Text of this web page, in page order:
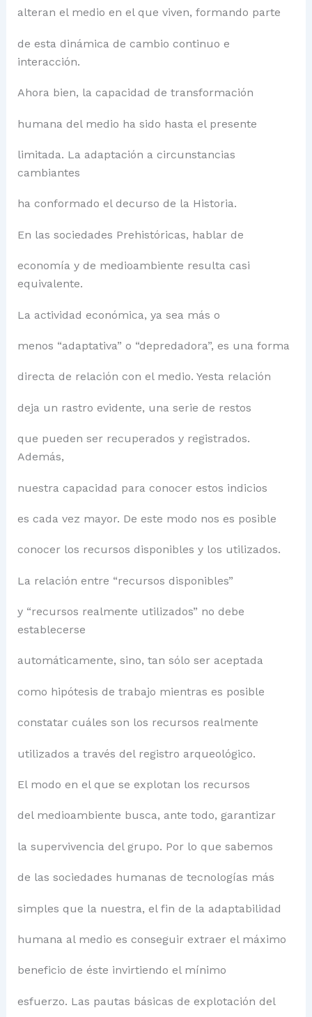
alteran el medio en el que viven, formando parte
de esta dinámica de cambio continuo e
interacción.
Ahora bien, la capacidad de transformación
humana del medio ha sido hasta el presente
limitada. La adaptación a circunstancias
cambiantes
ha conformado el decurso de la Historia.
En las sociedades Prehistóricas, hablar de
economía y de medioambiente resulta casi
equivalente.
La actividad económica, ya sea más o
menos “adaptativa” o “depredadora”, es una forma
directa de relación con el medio. Yesta relación
deja un rastro evidente, una serie de restos
que pueden ser recuperados y registrados.
Además,
nuestra capacidad para conocer estos indicios
es cada vez mayor. De este modo nos es posible
conocer los recursos disponibles y los utilizados.
La relación entre “recursos disponibles”
y “recursos realmente utilizados” no debe
establecerse
automáticamente, sino, tan sólo ser aceptada
como hipótesis de trabajo mientras es posible
constatar cuáles son los recursos realmente
utilizados a través del registro arqueológico.
El modo en el que se explotan los recursos
del medioambiente busca, ante todo, garantizar
la supervivencia del grupo. Por lo que sabemos
de las sociedades humanas de tecnologías más
simples que la nuestra, el fin de la adaptabilidad
humana al medio es conseguir extraer el máximo
beneficio de éste invirtiendo el mínimo
esfuerzo. Las pautas básicas de explotación del